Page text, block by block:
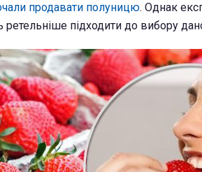
продавати полуницю. Однак
підходити до вибору